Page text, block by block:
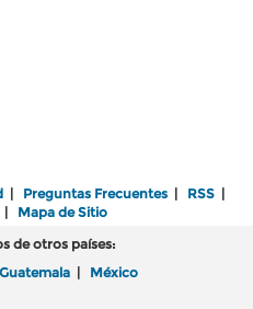
| Preguntas Frecuentes | RSS |
Mapa de Sitio
de otros países:
Guatemala | México